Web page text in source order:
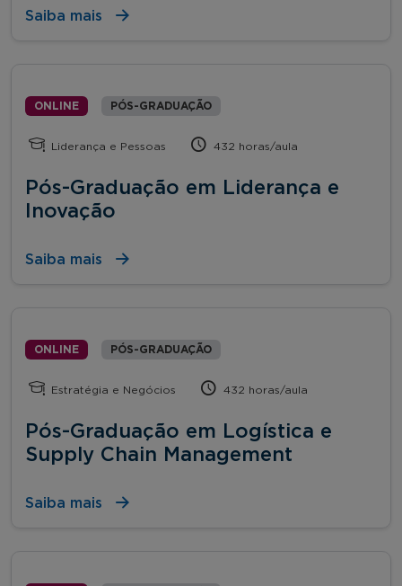
Saiba mais
ONLINE PÓS-GRADUAÇÃO
Liderança e Pessoas 432 horas/aula
Pós-Graduação em Liderança e
Inovação
Saiba mais
ONLINE PÓS-GRADUAÇÃO
Estratégia e Negócios 432 horas/aula
Pós-Graduação em Logística e
Supply Chain Management
Saiba mais